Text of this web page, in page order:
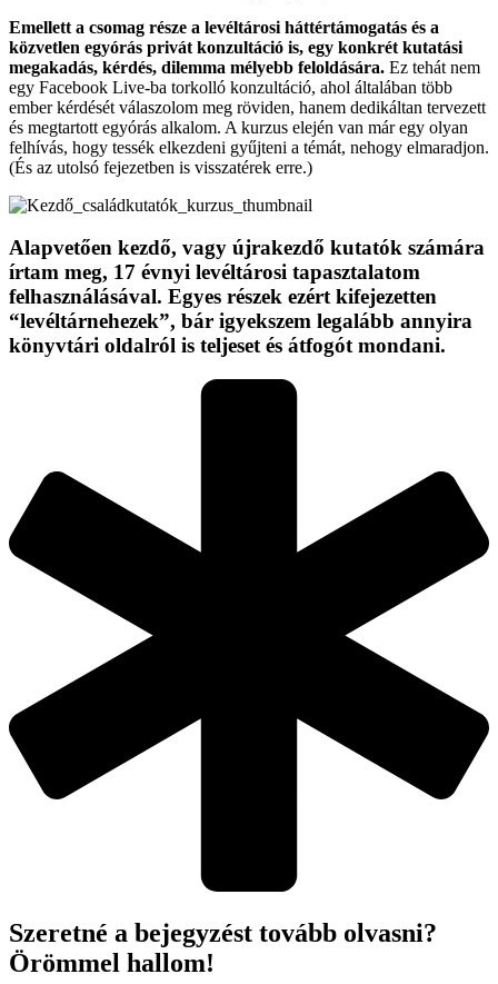
Emellett a csomag része a levéltárosi háttértámogatás és a
közvetlen egyórás privát konzultáció is, egy konkrét kutatási
megakadás, kérdés, dilemma mélyebb feloldására. Ez tehát nem
egy Facebook Live-ba torkolló konzultáció, ahol általában több
ember kérdését válaszolom meg röviden, hanem dedikáltan tervezett
és megtartott egyórás alkalom. A kurzus elején van már egy olyan
felhívás, hogy tessék elkezdeni gyűjteni a témát, nehogy elmaradjon.
(És az utolsó fejezetben is visszatérek erre.)
Alapvetően kezdő, vagy újrakezdő kutatók számára
írtam meg, 17 évnyi levéltárosi tapasztalatom
felhasználásával. Egyes részek ezért kifejezetten
“levéltárnehezek”, bár igyekszem legalább annyira
könyvtári oldalról is teljeset és átfogót mondani.
Szeretné a bejegyzést tovább olvasni?
Örömmel hallom!